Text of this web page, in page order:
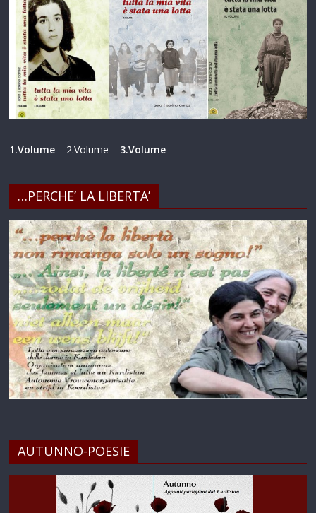
1.Volume – 2.Volume – 3.Volume
…PERCHE’ LA LIBERTA’
AUTUNNO-POESIE